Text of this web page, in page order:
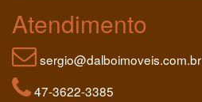
Atendimento
sergio@dalboimoveis.com.br
47-3622-3385